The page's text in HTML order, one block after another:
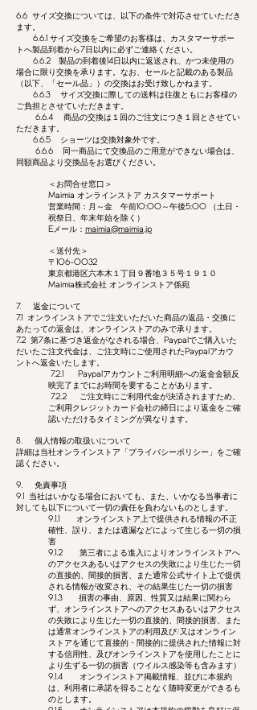
6.6 サイズ交換については、以下の条件で対応させていただき
ます。
6.6.1 サイズ交換をご希望のお客様は、カスタマーサポー
トへ製品到着から7日以内に必ずご連絡ください。
6.6.2 製品の到着後14日以内に返送され、かつ未使用の
場合に限り交換を承ります。なお、セールと記載のある製品
（以下、「セール品」）の交換はお受け致しかねます。
6.6.3サイズ交換に際しての送料は往復ともにお客様の
ご負担とさせていただきます。
6.6.4 商品の交換は１回のご注文につき１回とさせてい
ただきます。
6.6.5 ショーツは交換対象外です。
6.6.6 同一商品にて交換品のご用意ができない場合は、
同額商品より交換品をお選びください。
＜お問合せ窓口＞
Maimia オンラインストア カスタマーサポート
営業時間：月～金 午前10:00～午後5:00 （土日・
祝祭日、年末年始を除く）
Eメール： maimia@maimia.jp
＜送付先＞
〒 106-0032
東京都港区六本木１丁目９番地３５号１９１０
Maimia株式会社 オンラインストア係宛
7. 返金について
7.1 オンラインストアでご注文いただいた商品の返品・交換に
あたっての返金は、オンラインストアのみで承ります。
7.2 第7条に基づき返金がなされる場合、 Paypalでご購入いた
だいたご注文代金は、ご注文時にご使用されたPaypalアカウ
ントへ返金いたします。
7.2.1
Paypalアカウントご利用明細への返金金額反
映完了までにお時間を要することがあります。
7.2.2 ご注文時にご利用代金が決済されますため、
ご利用クレジットカード会社の締日により返金をご確
認いただけるタイミングが異なります。
8.
個人情報の取扱いについて
詳細は当社オンラインストア「プライバシーポリシー」をご確
認ください。
9.
免責事項
9.1 当社はいかなる場合においても、また、いかなる当事者に
対しても以下について一切の責任を負わないものとします。
9.1.1 オンラインストア上で提供される情報の不正
確性、誤り、または遺漏などによって生じる一切の損
害
9.1.2 第三者による進入によりオンラインストアへ
のアクセスあるいはアクセスの失敗により生じた一切
の直接的、間接的損害、また通常公式サイト上で提供
される情報が改変され、その結果生じた一切の損害
9.1.3損害の事由、原因、性質又は結果に関わら
ず、オンラインストアへのアクセスあるいはアクセス
の失敗により生じた一切の直接的、間接的損害、また
は通常オンラインストアの利用及び/又はオンライン
ストアを通じて直接的・間接的に提供された情報に対
する信用性、及びオンラインストアを使用したことに
より生ずる一切の損害（ウイルス感染等も含みます）
9.1.4
オンラインストア掲載情報、並びに本規約
は、利用者に承諾を得ることなく随時変更ができるも
のとします。